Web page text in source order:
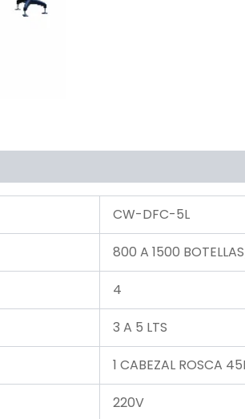
CW-DFC-5L
800 A 1500
4
3 A 5 LTS
1 CABEZAL ROSCA
220V